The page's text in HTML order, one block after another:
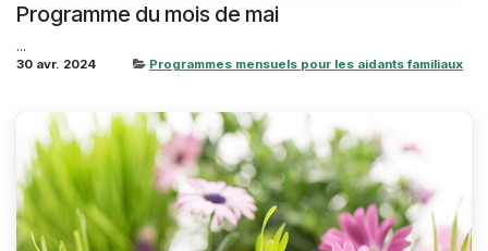
Programme du mois de mai
...
30 avr. 2024 Programmes mensuels pour les aidants familiaux